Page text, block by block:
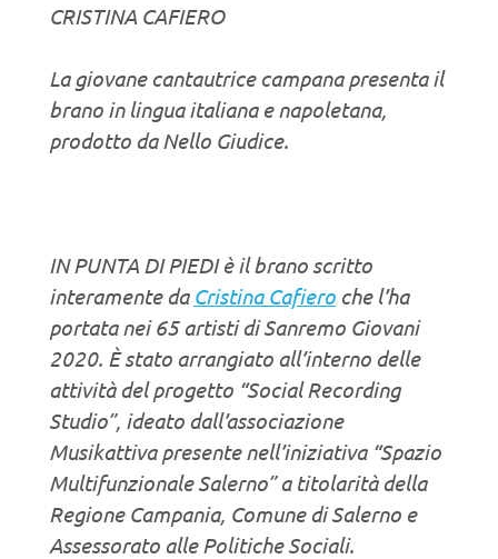
CRISTINA CAFIERO
La giovane cantautrice campana presenta il
brano in lingua italiana e napoletana,
prodotto da Nello Giudice.
IN PUNTA DI PIEDI è il brano scritto
interamente da Cristina Cafiero che l’ha
portata nei 65 artisti di Sanremo Giovani
2020. È stato arrangiato all’interno delle
attività del progetto “Social Recording
Studio”, ideato dall’associazione
Musikattiva presente nell’iniziativa “Spazio
Multifunzionale Salerno” a titolarità della
Regione Campania, Comune di Salerno e
Assessorato alle Politiche Sociali.